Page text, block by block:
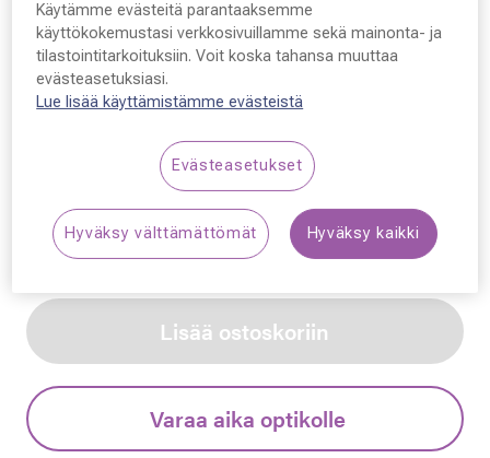
Gucci GG1985S, 001 54
- 19 - 145
Synttäriale: erä merkkiaurinkolaseja –50 %,
katso alennetut tuotteet!
Lisää ostoskoriin
Varaa aika optikolle
Käytämme evästeitä parantaaksemme
käyttökokemustasi verkkosivuillamme sekä mainonta- ja
tilastointitarkoituksiin. Voit koska tahansa muuttaa
evästeasetuksiasi.
Lue lisää käyttämistämme evästeistä
Evästeasetukset
Hyväksy välttämättömät Hyväksy kaikki